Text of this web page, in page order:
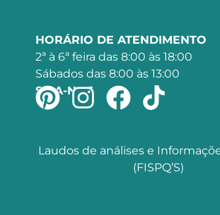
HORÁRIO DE ATENDIMENTO
2ª à 6ª feira das 8:00 às 18:00
Sábados das 8:00 às 13:00
SIGA-NOS
Laudos de análises e
(FISPQ’S)